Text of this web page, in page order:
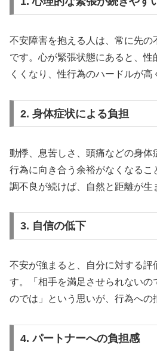
不安障害を抱える人は、常に先の
です。心が緊張状態にあると、性
くくなり、性行為のハードルが高
2. 身体症状による負担
動悸、息苦しさ、頭痛などの身体
行為に向き合う余裕がなくなるこ
調不良が続けば、自然と距離が生
3. 自信の低下
不安が強まると、自分に対する評
す。「相手を満足させられないの
のでは」という思いが、行為への
4. パートナーへの負担感